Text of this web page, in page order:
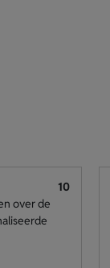
10
over de